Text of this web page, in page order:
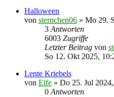
Halloween
von sternchen06 » Mo 29.
3 Antworten
6003 Zugriffe
Letzter Beitrag von
So 12. Okt 2025,
Lente Kriebels
von Elfe » Do 25. Jul
0 Antworten